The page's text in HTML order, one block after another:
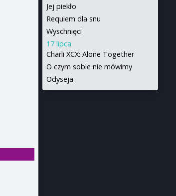
Jej piekło
Requiem dla snu
Wyschnięci
17 lipca
Charli XCX: Alone Together
O czym sobie nie mówimy
Odyseja